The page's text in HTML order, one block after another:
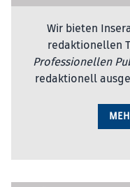
Wir bieten
redaktionellen
Professionellen
redaktionell